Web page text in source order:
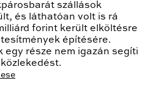
szállások
és láthatóan volt is rá
forint került elköltésre
építésére.
egy része nem igazán segíti